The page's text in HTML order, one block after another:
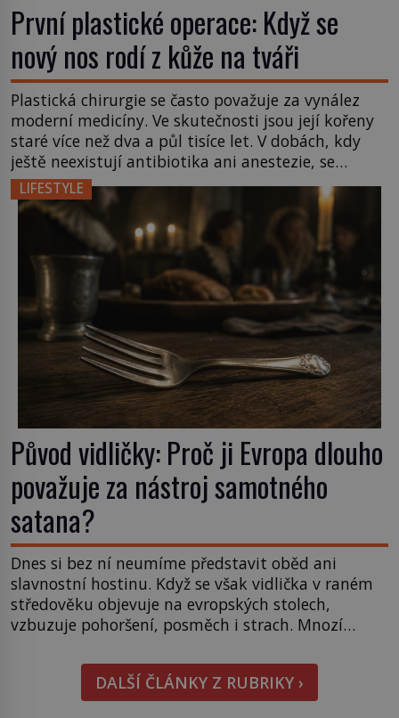
První plastické operace: Když se
nový nos rodí z kůže na tváři
Plastická chirurgie se často považuje za vynález
moderní medicíny. Ve skutečnosti jsou její kořeny
staré více než dva a půl tisíce let. V dobách, kdy
ještě neexistují antibiotika ani anestezie, se
odvážní lékaři pokoušejí vracet lidem tváře
znetvořené válkou, tresty nebo nehodami. Jejich
metody jsou překvapivě promyšlené a některé
principy používají chirurgové dodnes. Úplně první
[…]
LIFESTYLE
Původ vidličky: Proč ji Evropa dlouho
považuje za nástroj samotného
satana?
Dnes si bez ní neumíme představit oběd ani
slavnostní hostinu. Když se však vidlička v raném
středověku objevuje na evropských stolech,
vzbuzuje pohoršení, posměch i strach. Mnozí
přepychu, někteří dokonce za nástroj ďábla. Trvá
téměř sedm století, než se z opovrhovaného
předmětu stává nepostradatelná součást
DALŠÍ ČLÁNKY Z RUBRIKY ›